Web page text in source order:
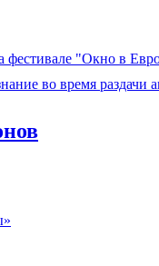
фестивале "Окно в
во время раздачи